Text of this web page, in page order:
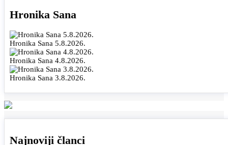
Hronika Sana
Hronika Sana 5.8.2026.
Hronika Sana 4.8.2026.
Hronika Sana 3.8.2026.
Najnoviji članci